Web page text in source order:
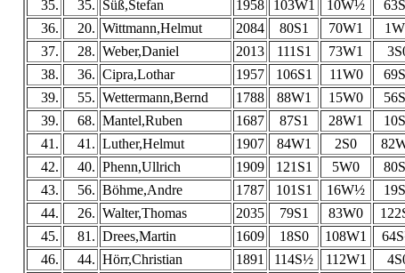
35.
35. Süß,Stefan 1958 103W1 10W½
36.
20. Wittmann,Helmut 2084 80S1 70W1
37.
28. Weber,Daniel 2013 111S1 73W1
38.
36. Cipra,Lothar 1957 106S1 11W0
39.
55. Wettermann,Bernd 1788 88W1 15W0
39.
68. Mantel,Ruben 1687 87S1 28W1
41.
41. Luther,Helmut 1907 84W1 2S0
42.
40. Phenn,Ullrich 1909 121S1 5W0
43.
56. Böhme,Andre 1787 101S1 16W½
44.
26. Walter,Thomas 2035 79S1 83W0
45.
81. Drees,Martin 1609 18S0 108W1
46.
44. Hörr,Christian 1891 114S½ 112W1